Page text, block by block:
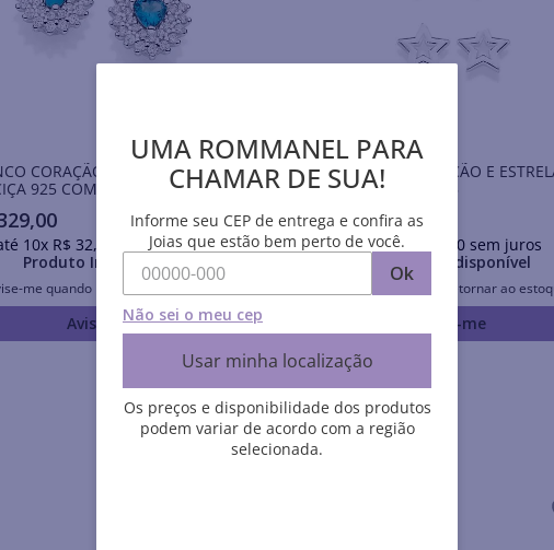
CORAÇÃO DE PRATA
925 COM ZIRCÔNIAS
,00
10x R$ 32,
sem juros
Produto Indisponível
me quando retornar ao estoque
Avise-me
KIT BRINCO CORAÇÃO E
PRATA MACIÇA 925
R$ 299,00
Em até10xR$ 90sem juros
Produto Indisponível
Avise-me quando retornar ao
Avise-me
UMA ROMMANEL PARA
CHAMAR DE SUA!
Informe seu CEP de entrega e confira as
Joias que estão bem perto de você.
Ok
Não sei o meu cep
Usar minha localização
Os preços e disponibilidade dos produtos
podem variar de acordo com a região
selecionada.